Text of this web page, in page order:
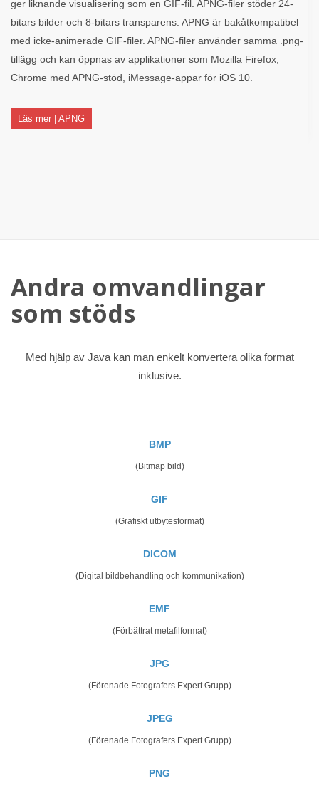
ger liknande visualisering som en GIF-fil. APNG-filer stöder 24-
bitars bilder och 8-bitars transparens. APNG är bakåtkompatibel
med icke-animerade GIF-filer. APNG-filer använder samma .png-
tillägg och kan öppnas av applikationer som Mozilla Firefox,
Chrome med APNG-stöd, iMessage-appar för iOS 10.
Läs mer | APNG
Andra omvandlingar
som stöds
Med hjälp av Java kan man enkelt konvertera olika format
inklusive.
BMP
(Bitmap bild)
GIF
(Grafiskt utbytesformat)
DICOM
(Digital bildbehandling och kommunikation)
EMF
(Förbättrat metafilformat)
JPG
(Förenade Fotografers Expert Grupp)
JPEG
(Förenade Fotografers Expert Grupp)
PNG